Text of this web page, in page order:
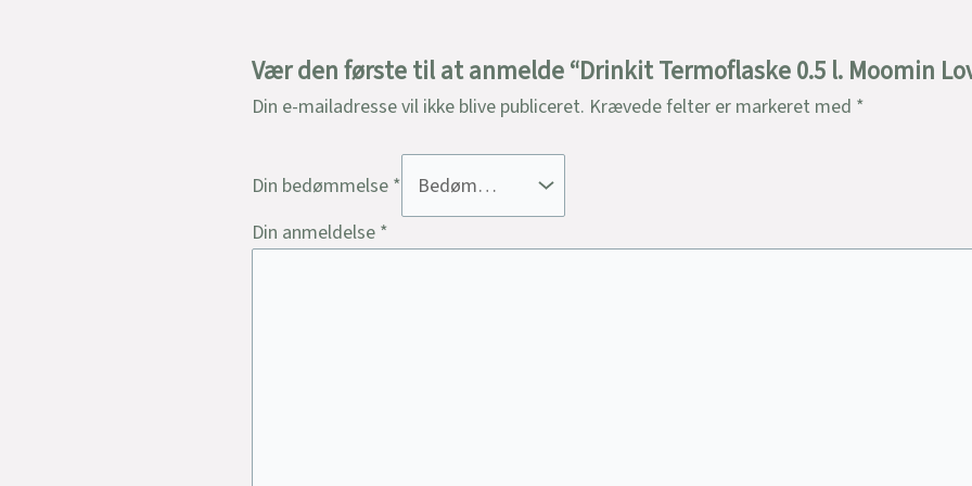
Vær den første til at anmelde “Drinkit Termoflaske 0.5 l. Moomin
Din e-mailadresse vil ikke blive publiceret. Krævede felter er markeret med *
Din bedømmelse *
Din anmeldelse *